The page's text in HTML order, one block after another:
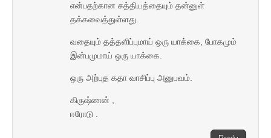
என்பதற்கான சத்தியத்தையும் தன்னுள்
தக்கவைத்துள்ளது.
வதையும் தத்தளிப்புமாய் ஒரு யாக்கை, போகமும்
இன்பமுமாய் ஒரு யாக்கை.
ஒரு அற்புத கதா வாசிப்பு அனுபவம்.
கிருஷ்ணன் ,
ஈரோடு .